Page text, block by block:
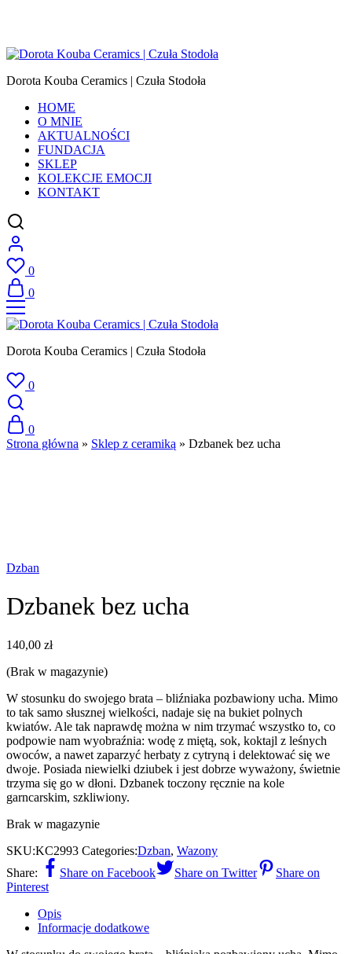
Dorota Kouba Ceramics | Czuła Stodoła
HOME
O MNIE
AKTUALNOŚCI
FUNDACJA
SKLEP
KOLEKCJE EMOCJI
KONTAKT
0
0
Dorota Kouba Ceramics | Czuła Stodoła
0
0
Strona główna » Sklep z ceramiką » Dzbanek bez ucha
Dzban
Dzbanek bez ucha
140,00 zł
(Brak w magazynie)
W stosunku do swojego brata – bliźniaka pozbawiony ucha. Mimo
to tak samo słusznej wielkości, nadaje się na bukiet polnych
kwiatów. Ale tak naprawdę można w nim trzymać wszystko to, co
podpowie nam wyobraźnia: wodę z miętą, sok, koktajl z leśnych
owoców, a nawet zaparzyć herbaty z cytryną i delektować się we
dwoje. Posiada niewielki dziubek i jest dobrze wyważony, świetnie
trzyma się go w dłoni. Dzbanek toczony ręcznie na kole
garncarskim, szkliwiony.
Brak w magazynie
SKU:KC2993 Categories:Dzban, Wazony
Share:
Share on Facebook Share on Twitter
Share on
Pinterest
Opis
Informacje dodatkowe